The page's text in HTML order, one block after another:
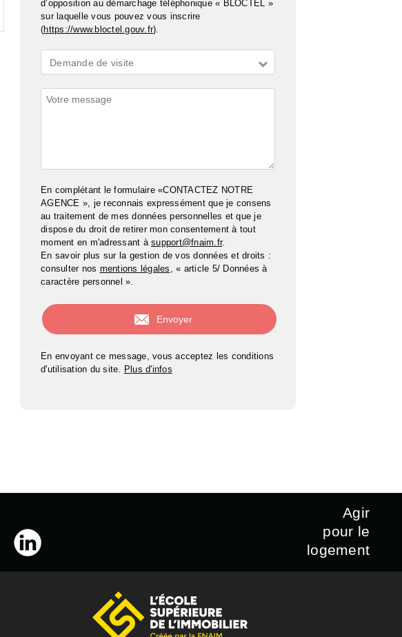
d’opposition au démarchage téléphonique « BLOCTEL »
sur laquelle vous pouvez vous inscrire
(https://www.bloctel.gouv.fr).
Demande
*
Demande de visite
Commentaires
En complétant le formulaire «CONTACTEZ NOTRE
AGENCE », je reconnais expressément que je consens
au traitement de mes données personnelles et que je
dispose du droit de retirer mon consentement à tout
moment en m'adressant à support@fnaim.fr.
En savoir plus sur la gestion de vos données et droits :
consulter nos mentions légales , « article 5/ Données à
caractère personnel ».
En envoyant ce message, vous acceptez les conditions
d'utilisation du site. Plus d'infos
Agir
pour le
logement